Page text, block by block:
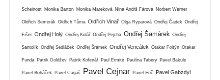
Scheinost Monika Barton Monika Mareková Nina Andrš Fárová Norbert Werner
Oldřich Semerák Oldřich Tůma Oldřich Vinař Olga Ryparová Ondřej Čadek Ondřej
Fišer Ondřej Holý Ondřej Kolář Ondřej Pejcha Ondřej Šamárek Ondřej
Santolík Ondřej Sedláček Ondřej Šrámek Ondřej Vencálek Otakar Foltýn Otakar
Funda Patrik Doldžev Patrik Kořenář Paul Ermite Paulína Tabery Pavel Bakule
Pavel Boháček Pavel Cagaš Pavel Cejnar Pavel Frič Pavel Gabzdyl